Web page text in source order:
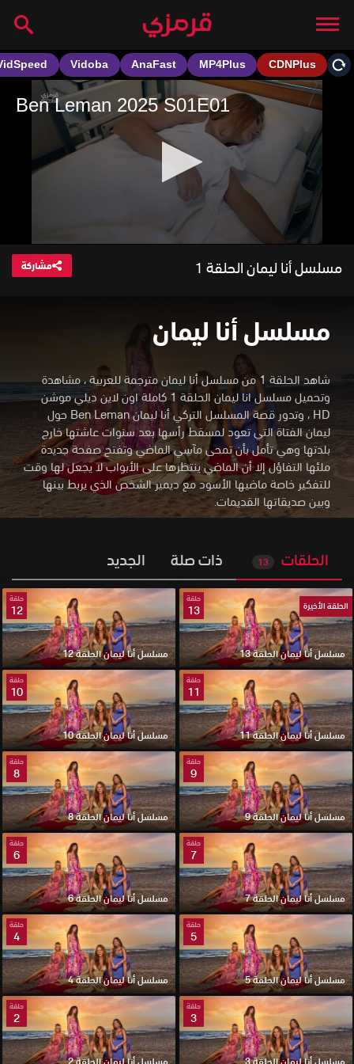
مسلسل أنا ليمان الحلقة 1 مشاركة
مسلسل أنا ليمان
شاهد الحلقة 1 من مسلسل أنا ليمان مترجمة للعربية ، مشاهدة
وتحميل مسلسل انا ليمان الحلقة 1 كاملة اون لاين ديلي موشن
HD، وتدور قصة المسلسل التركي أنا ليمان Ben Leman حول
ليمان الفتاة التي تعود لمسقط رأسها بعد سنوات عاشتها خارج
بلدتها وهي تأمل بأن تمحى مآسي الماضي وتفتح صفحة جديدة
ملئها التفاؤل إلا أن الماضي ينتظرها على الأبواب لا يجعل لها وقت
للتفكير خاصة ماضيها الأسود مع ديمير الشخص الذي يربط بينها
وبين صديقاتها القديمات.
الحلقات 13 ذات صلة الجديد
الحلقة الأخيرة
حلقة
13
مسلسل أنا ليمان الحلقة 13
حلقة
12
مسلسل أنا ليمان الحلقة 12
حلقة
11
مسلسل أنا ليمان الحلقة 11
حلقة
10
مسلسل أنا ليمان الحلقة 10
حلقة
9
مسلسل أنا ليمان الحلقة 9
حلقة
8
مسلسل أنا ليمان الحلقة 8
حلقة
7
مسلسل أنا ليمان الحلقة 7
حلقة
6
مسلسل أنا ليمان الحلقة 6
حلقة
5
مسلسل أنا ليمان الحلقة 5
حلقة
4
مسلسل أنا ليمان الحلقة 4
حلقة
3
حلقة
2